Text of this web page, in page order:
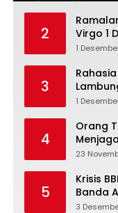
2
Virgo 1
Karir,
1
3
Nomor
1
4
Orang
23
5
Krisis
Banda
Tutup
3